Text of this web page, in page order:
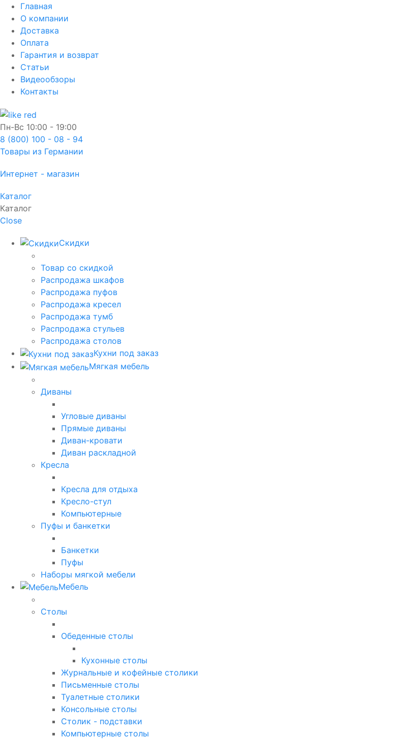
Главная
О компании
Доставка
Оплата
Гарантия и возврат
Статьи
Видеообзоры
Контакты
Пн-Вс 10:00 - 19:00
8 (800) 100 - 08 - 94
Товары из Германии
Интернет - магазин
Каталог
Каталог
Close
Скидки
Товар со скидкой
Распродажа шкафов
Распродажа пуфов
Распродажа кресел
Распродажа тумб
Распродажа стульев
Распродажа столов
Кухни под заказ
Мягкая мебель
Диваны
Угловые диваны
Прямые диваны
Диван-кровати
Диван раскладной
Кресла
Кресла для отдыха
Кресло-стул
Компьютерные
Пуфы и банкетки
Банкетки
Пуфы
Наборы мягкой мебели
Мебель
Столы
Обеденные столы
Кухонные столы
Журнальные и кофейные столики
Письменные столы
Туалетные столики
Консольные столы
Столик - подставки
Компьютерные столы